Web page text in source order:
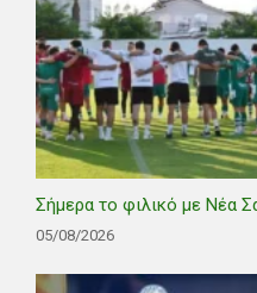
Σήμερα το φιλικό με Νέα
05/08/2026